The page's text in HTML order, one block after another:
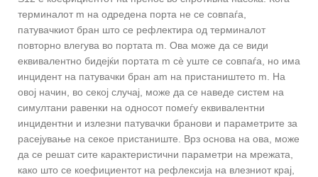
терминалот m на одредена порта не се совпаѓа,
патувачкиот бран што се рефлектира од терминалот
повторно влегува во портата m. Ова може да се види
еквивалентно бидејќи портата m сè уште се совпаѓа, но има
инцидент на патувачки бран am на пристаништето m. На
овој начин, во секој случај, може да се наведе систем на
симултани равенки на односот помеѓу еквивалентни
инцидентни и излезни патувачки бранови и параметрите за
расејување на секое пристаниште. Врз основа на ова, може
да се решат сите карактеристични параметри на мрежата,
како што се коефициентот на рефлексија на влезниот крај,